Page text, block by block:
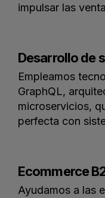
impulsar las
Desarrollo de
Empleamos
GraphQL,
microservicios,
perfecta con
Ecommerce
Ayudamos a las